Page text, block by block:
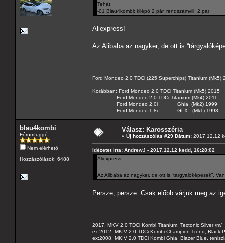
Tehát:
-01 Blau4kombi: kilépő 2 pár, rendszámvill: 2 pár
Aliexpress!
Az Alibaba az nagyker, de ott is
Ford Mondeo 2.0 TDCi (225 Superchips) Titanium (Mk5)
Korábban: Ford Mondeo 2.0 TDCi Titanium (Mk5) 2015
Ford Mondeo 2.0 TDCi Titanium (Mk4) 2011
Ford Mondeo 2.0i Ghia (Mk2) 1999
Ford Mondeo 1.8i GLX (Mk1) 1993
blau4kombi
Fórumfüggő
Nem elérhető
Hozzászólások: 6488
Válasz: Karosszéria
« Új hozzászólás #29 Dátum: 2017.12.12
Idézetet írta: AndrewJ - 2017.12.12 kedd, 16:28:02
Aliexpress!
Az Alibaba az nagyker, de ott is “tárgyalóképesek”.
Persze, persze. Csak előbb várjuk meg az
2017. MKV 2.0 TDCi Kombi Titanium, Tectonic Silver \m/
ex:2012. MKIV 2.0 TDCi Kombi Champion Trend, Black
ex:2008. MKIV 2.0 TDCi Kombi Ghia, Blazer Blue,